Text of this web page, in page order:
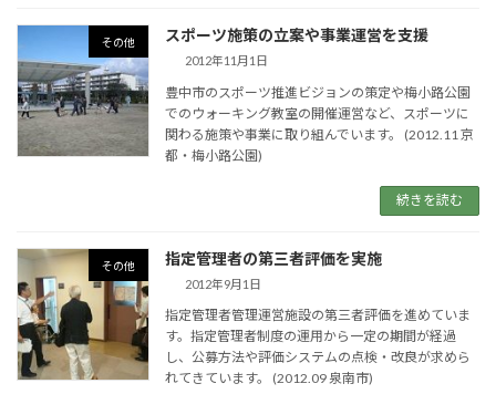
その他 スポーツ施策の立案や事業運営を支援
2012年11月1日
豊中市のスポーツ推進ビジョンの策定や梅小路公園
でのウォーキング教室の開催運営など、スポーツに
関わる施策や事業に取り組んでいます。 (2012.11 京
都・梅小路公園)
続きを読む
その他 指定管理者の第三者評価を実施
2012年9月1日
指定管理者管理運営施設の第三者評価を進めていま
す。指定管理者制度の運用から一定の期間が経過
し、公募方法や評価システムの点検・改良が求めら
れてきています。 (2012.09 泉南市)